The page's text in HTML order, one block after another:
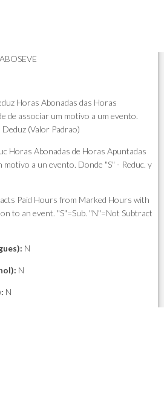
Horas Abonadas das Horas
de associar um motivo a um evento.
(Valor Padrao)
Horas Abonadas de Horas Apuntadas
motivo a un evento. Donde "S" - Reduc. y
Paid Hours from Marked Hours with
to an event. "S"=Sub. "N"=Not Subtract
N
N
N